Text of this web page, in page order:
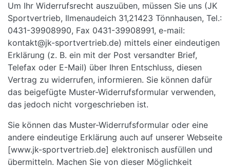
Um Ihr Widerrufsrecht auszuüben, müssen Sie uns (JK
Sportvertrieb, Ilmenaudeich 31,21423 Tönnhausen, Tel.:
0431-39908990, Fax 0431-39908991, e-mail:
kontakt@jk-sportvertrieb.de) mittels einer eindeutigen
Erklärung (z. B. ein mit der Post versandter Brief,
Telefax oder E-Mail) über Ihren Entschluss, diesen
Vertrag zu widerrufen, informieren. Sie können dafür
das beigefügte Muster-Widerrufsformular verwenden,
das jedoch nicht vorgeschrieben ist.
Sie können das Muster-Widerrufsformular oder eine
andere eindeutige Erklärung auch auf unserer Webseite
[www.jk-sportvertrieb.de] elektronisch ausfüllen und
übermitteln. Machen Sie von dieser Möglichkeit